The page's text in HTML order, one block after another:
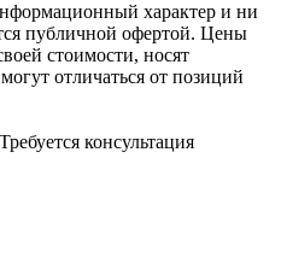
характер и ни
публичной офертой. Цены
стоимости, носят
отличаться от позиций
консультация